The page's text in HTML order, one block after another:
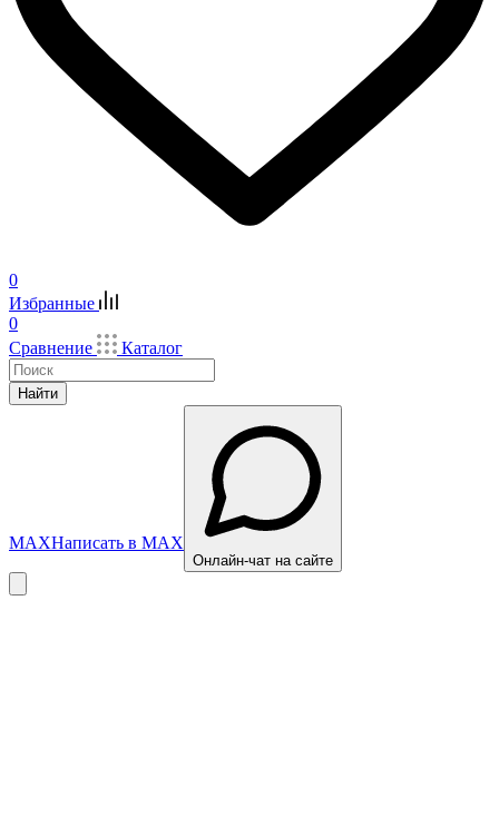
0
Избранные
0
Сравнение
Каталог
Найти
MAXНаписать в MAX
Онлайн-чат на сайте